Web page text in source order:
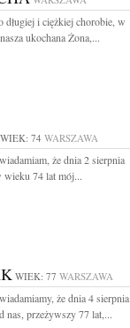
długiej i ciężkiej chorobie, w
ukochana Żona,...
WIEK: 74 WARSZAWA
że dnia 2 sierpnia
wieku 74 lat mój...
WIEK: 77 WARSZAWA
że dnia 4 sierpnia
nas, przeżywszy 77 lat,...